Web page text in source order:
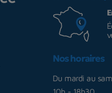
Nos horaires
Du mardi au